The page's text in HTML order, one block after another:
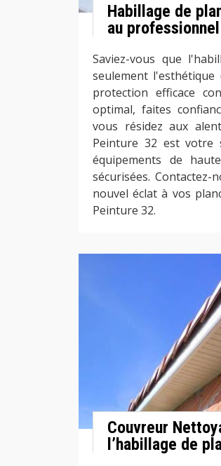
Habillage de
au
Saviez-vous que
seulement
protection efficace
optimal, faites
vous résidez aux
Peinture 32 est votre
équipements de
sécurisées.
nouvel éclat à vos
Peinture 32.
Couvreur
l’habillage de